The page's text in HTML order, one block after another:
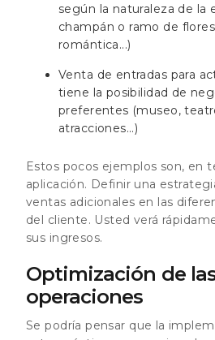
según la naturaleza de la
champán o ramo de
romántica...)
Venta de entradas para
tiene la posibilidad de
preferentes (museo,
atracciones...)
Estos pocos ejemplos son, en
aplicación. Definir una
ventas adicionales en las
del cliente. Usted verá
sus ingresos.
Optimización de
operaciones
Se podría pensar que la